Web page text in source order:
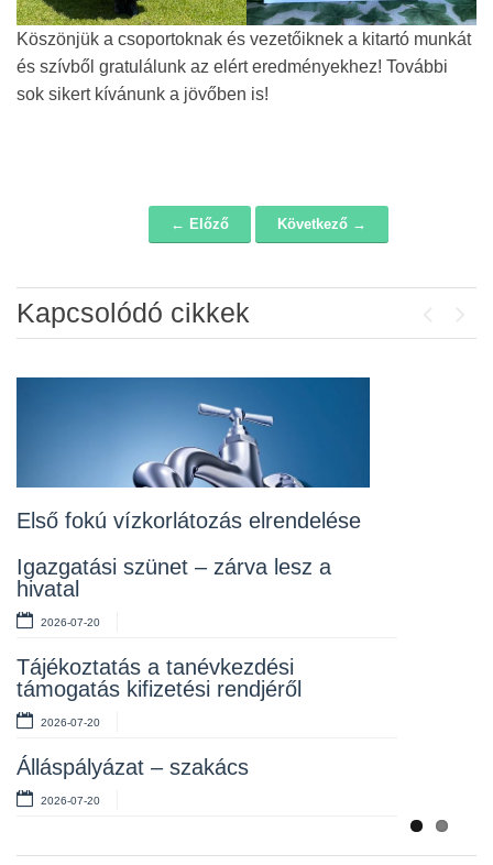
Köszönjük a csoportoknak és vezetőiknek a kitartó munkát
és szívből gratulálunk az elért eredményekhez! További
sok sikert kívánunk a jövőben is!
← Előző Következő →
Kapcsolódó cikkek
Első fokú vízkorlátozás elrendelése
Igazgatási szünet – zárva lesz a
hivatal
2026-07-20
Tájékoztatás a tanévkezdési
támogatás kifizetési rendjéről
2026-07-20
Álláspályázat – szakács
2026-07-20
Álláspályázat – konyhai kisegítő
Lakossági fórum az Erzsébet téri
2026-07-10
Rendelet kihirdetése
2026-07-10
Álláspályázat – takarító
2026-07-06